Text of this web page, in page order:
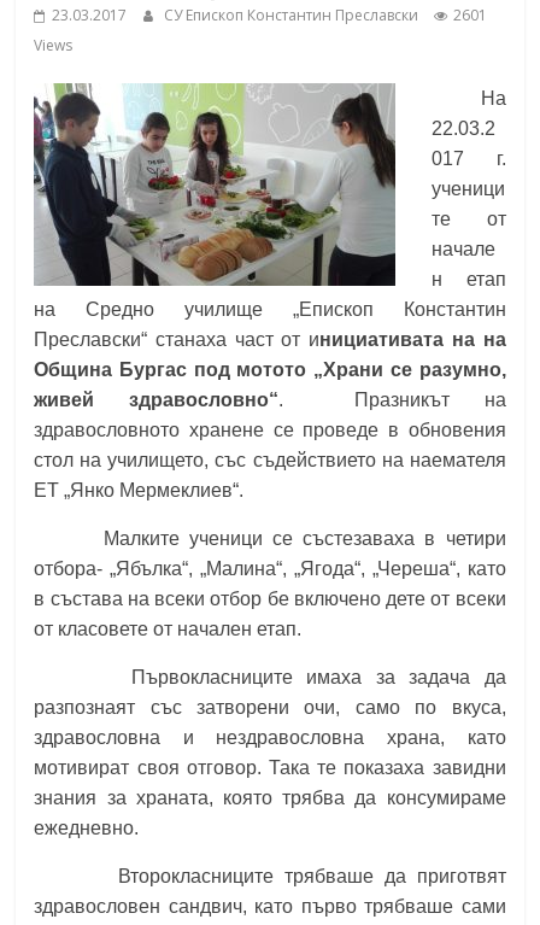
under the Erasmus+ Programme in
School,
Burgas
Средно
училище
"Епископ
Константин
Преславски"
Бургас
23.03.2017 СУ Епископ Константин Преславски
2601
Views
На
22.03.2
017 г.
ученици
те от
начале
н етап
на Средно училище „Епископ Константин
Преславски“ станаха част от инициативата на на
Община Бургас под мотото „Храни се разумно,
живей здравословно“. Празникът на
здравословното хранене се проведе в обновения
стол на училището, със съдействието на наемателя
ЕТ „Янко Мермеклиев“.
Малките ученици се състезаваха в четири
отбора- „Ябълка“, „Малина“, „Ягода“, „Череша“, като
в състава на всеки отбор бе включено дете от всеки
от класовете от начален етап.
Първокласниците имаха за задача да
разпознаят със затворени очи, само по вкуса,
здравословна и нездравословна храна, като
мотивират своя отговор. Така те показаха завидни
знания за храната, която трябва да консумираме
ежедневно.
Второкласниците трябваше да приготвят
здравословен сандвич, като първо трябваше сами